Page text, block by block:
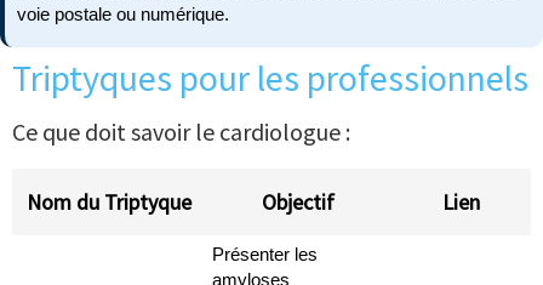
voie postale ou numérique.
Triptyques pour les professionnels
Ce que doit savoir le cardiologue :
Nom du Triptyque Objectif Lien
Présenter les
amyloses